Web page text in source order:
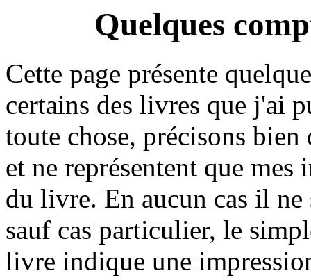
Quelques
Cette page présente
certains des livres que j'ai
toute chose, précisons
et ne représentent que
du livre. En aucun cas il
sauf cas particulier, le
livre indique une